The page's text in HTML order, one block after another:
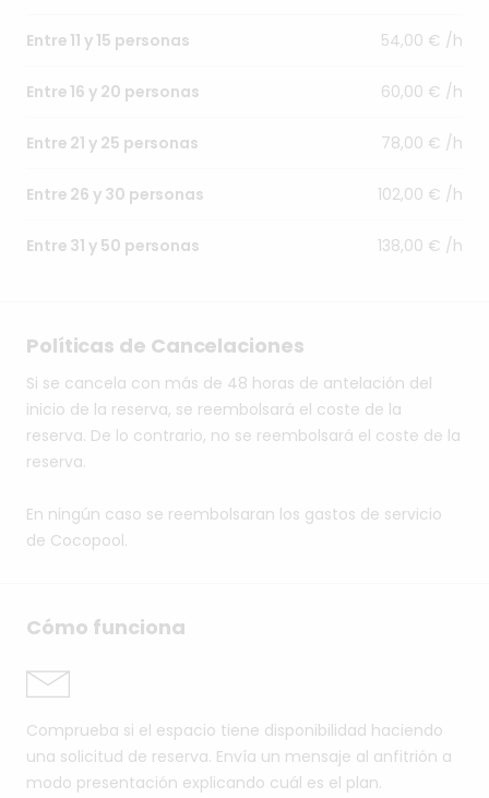
Entre 11 y 15 personas 54,00 € /h
Entre 16 y 20 personas 60,00 € /h
Entre 21 y 25 personas 78,00 € /h
Entre 26 y 30 personas 102,00 € /h
Entre 31 y 50 personas 138,00 € /h
Políticas de Cancelaciones
Si se cancela con más de 48 horas de antelación del
inicio de la reserva, se reembolsará el coste de la
reserva. De lo contrario, no se reembolsará el coste de la
reserva.
En ningún caso se reembolsaran los gastos de servicio
de Cocopool.
Cómo funciona
Comprueba si el espacio tiene disponibilidad haciendo
una solicitud de reserva. Envía un mensaje al anfitrión a
modo presentación explicando cuál es el plan.